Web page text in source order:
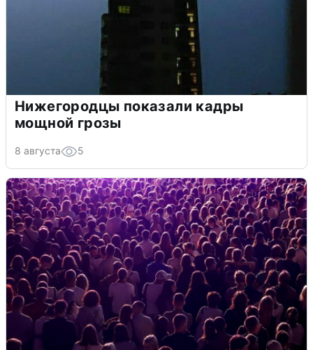
Нижегородцы показали кадры
мощной грозы
8 августа 5